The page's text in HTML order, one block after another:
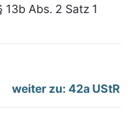
Abs. 2 Satz 1
weiter zu: 42a UStR